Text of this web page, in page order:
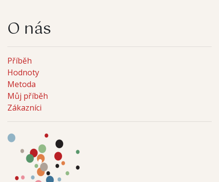
O nás
Příběh
Hodnoty
Metoda
Můj příběh
Zákazníci